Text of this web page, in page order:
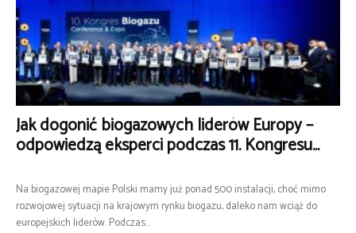
Jak dogonić biogazowych liderów Europy –
odpowiedzą eksperci podczas 11. Kongresu...
Na biogazowej mapie Polski mamy już ponad 500 instalacji, choć mimo
rozwojowej sytuacji na krajowym rynku biogazu, daleko nam wciąż do
europejskich liderów. Podczas...